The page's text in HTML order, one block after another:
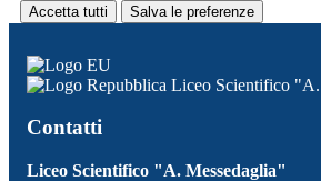
Accetta tutti Salva le preferenze
Liceo Scientifico "A.
Contatti
Liceo Scientifico "A. Messedaglia"